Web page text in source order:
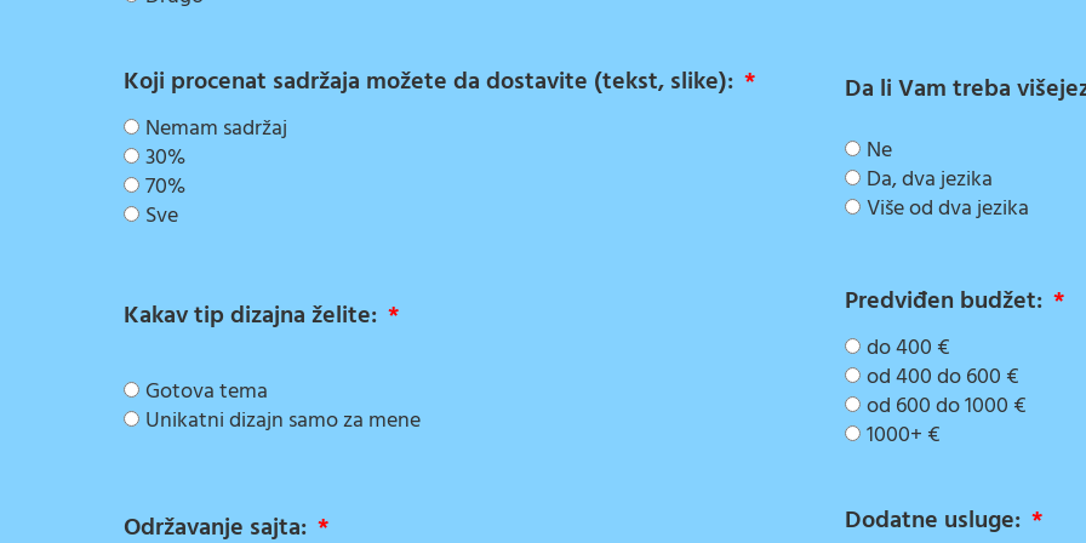
Koji procenat sadržaja možete da dostavite (tekst, slike):
Nemam sadržaj
30%
70%
Sve
Da li Vam treba
Ne
Da, dva jezika
Više od dva jezika
Kakav tip dizajna želite:
Gotova tema
Unikatni dizajn samo za mene
Predviđen budžet:
do 400 €
od 400 do 600 €
od 600 do 1000 €
1000+ €
Održavanje sajta: Dodatne usluge: